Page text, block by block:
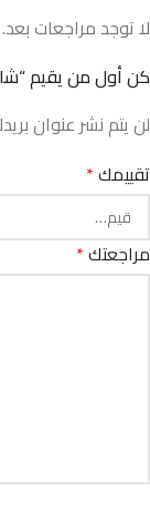
لا توجد مراجعات بعد.
كن أول من يقيم
لن يتم نشر عنوان
تقييمك*
مراجعتك*